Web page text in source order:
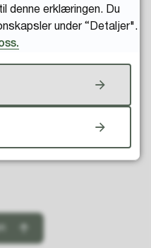
denne erklæringen. Du
under “Detaljer".